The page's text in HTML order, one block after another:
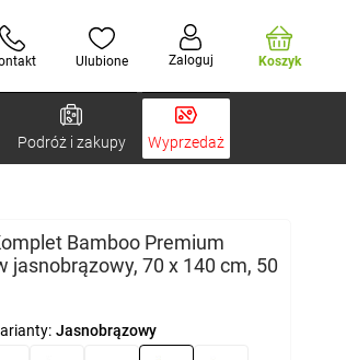
Ulubione Zaloguj Koszyk
Podróż i zakupy Wyprzedaż
Bamboo Premium
jasnobrązowy, 70 x 140 cm, 50
Jasnobrązowy